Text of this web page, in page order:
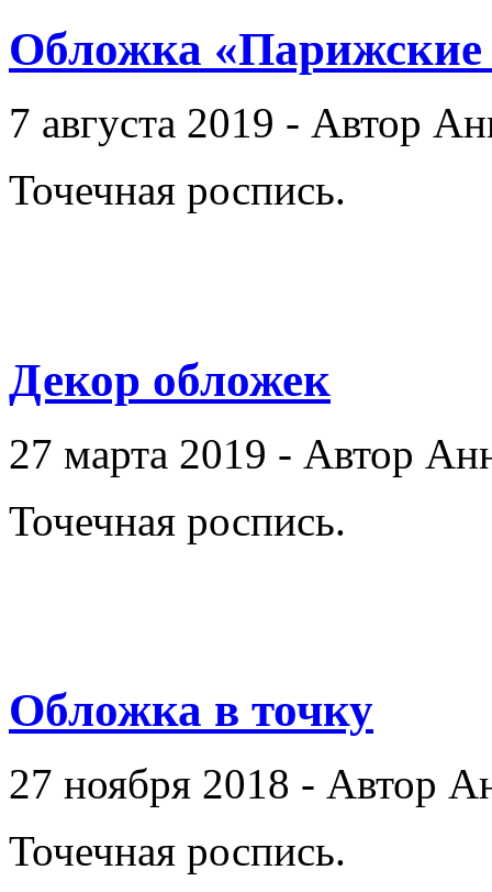
Обложка «Парижские
7 августа 2019 - Автор
Точечная роспись.
Декор обложек
27 марта 2019 - Автор
Точечная роспись.
Обложка в точку
27 ноября 2018 - Автор
Точечная роспись.